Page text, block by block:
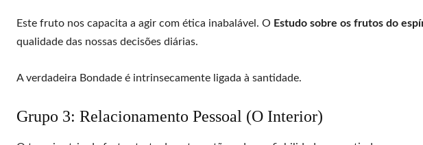
Este fruto nos capacita a agir com ética inabalável. O Estudo sobre os frutos do
qualidade das nossas decisões diárias.
A verdadeira Bondade é intrinsecamente ligada à santidade.
Grupo 3: Relacionamento Pessoal (O Interior)